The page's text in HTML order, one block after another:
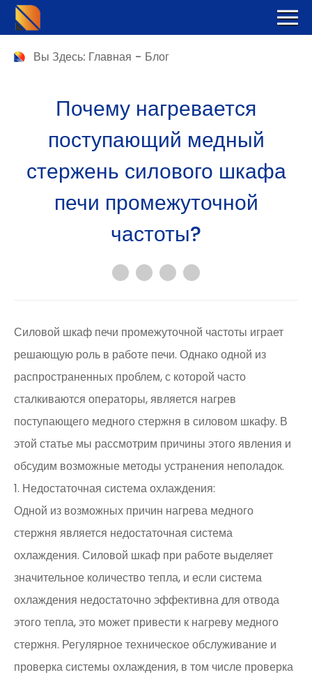
Вы Здесь: Главная - Блог
Почему нагревается
поступающий медный
стержень силового шкафа
печи промежуточной
частоты?
Силовой шкаф печи промежуточной частоты играет
решающую роль в работе печи. Однако одной из
распространенных проблем, с которой часто
сталкиваются операторы, является нагрев
поступающего медного стержня в силовом шкафу. В
этой статье мы рассмотрим причины этого явления и
обсудим возможные методы устранения неполадок.
1. Недостаточная система охлаждения:
Одной из возможных причин нагрева медного
стержня является недостаточная система
охлаждения. Силовой шкаф при работе выделяет
значительное количество тепла, и если система
охлаждения недостаточно эффективна для отвода
этого тепла, это может привести к нагреву медного
стержня. Регулярное техническое обслуживание и
проверка системы охлаждения, в том числе проверка